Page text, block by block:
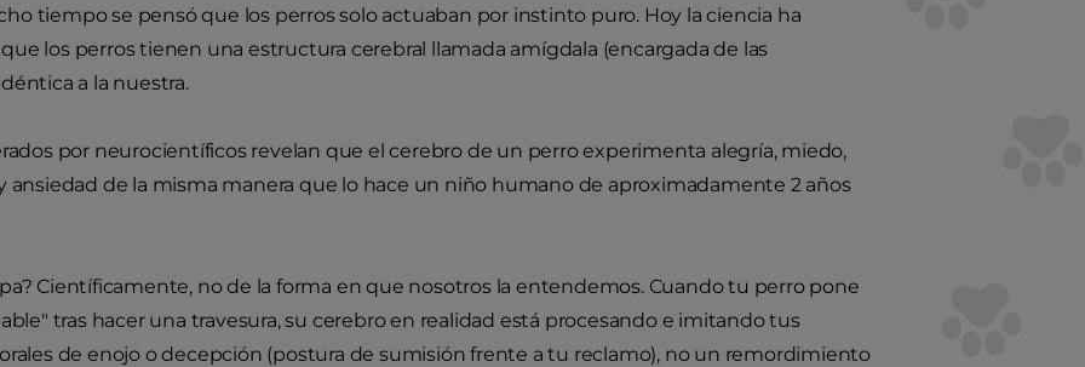
tiempo se pensó que los perros solo actuaban por instinto puro. Hoy la ciencia ha
los perros tienen una estructura cerebral llamada amígdala (encargada de las
a la nuestra.
por neurocientíficos revelan que el cerebro de un perro experimenta alegría, miedo,
ansiedad de la misma manera que lo hace un niño humano de aproximadamente 2 años
Científicamente, no de la forma en que nosotros la entendemos. Cuando tu perro pone
tras hacer una travesura, su cerebro en realidad está procesando e imitando tus
de enojo o decepción (postura de sumisión frente a tu reclamo), no un remordimiento